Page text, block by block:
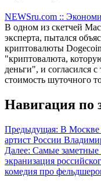
NEWSru.com ::
В одном из скетчей
эксперта, пытался
криптовалюты
"криптовалюта,
деньги", и согласился
стоимость шуточного
Навигация по
Предыдущая: В Москве
артист России
Далее: Самые заметные
экранизация
комедия про